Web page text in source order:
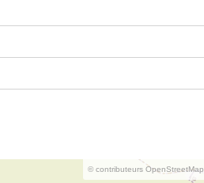
© contributeurs OpenStreetMap